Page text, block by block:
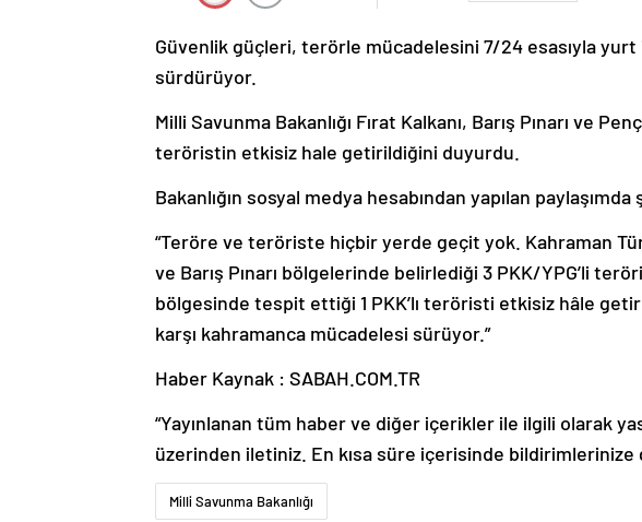
Güvenlik güçleri, terörle mücadelesini 7/24 esasıyla yurt
sürdürüyor.
Milli Savunma Bakanlığı Fırat Kalkanı, Barış Pınarı ve
teröristin etkisiz hale getirildiğini duyurdu.
Bakanlığın sosyal medya hesabından yapılan
“Teröre ve teröriste hiçbir yerde geçit yok. Kahraman
ve Barış Pınarı bölgelerinde belirlediği 3 PKK/YPG’li
bölgesinde tespit ettiği 1 PKK’lı teröristi etkisiz hâle
karşı kahramanca mücadelesi sürüyor.”
Haber Kaynak : SABAH.COM.TR
“Yayınlanan tüm haber ve diğer içerikler ile ilgili olarak
üzerinden iletiniz. En kısa süre içerisinde bildirimlerinize
Milli Savunma Bakanlığı